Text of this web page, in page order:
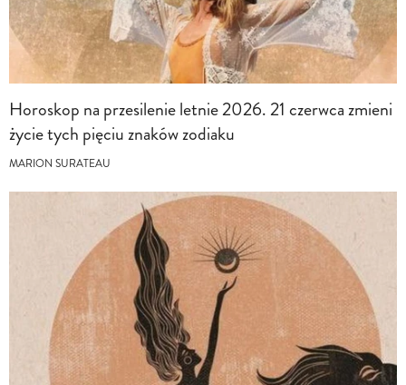
Horoskop na przesilenie letnie 2026. 21 czerwca zmieni
życie tych pięciu znaków zodiaku
MARION SURATEAU